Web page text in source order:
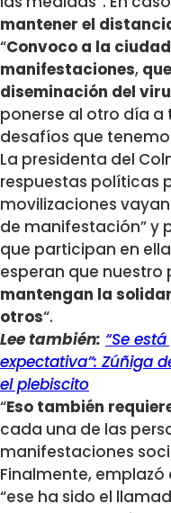
mantener el
“Convoco a la
manifestaciones,
diseminación del
ponerse al otro día
desafíos que
La presidenta del
respuestas políticas
movilizaciones
de manifestación” y
que participan en
esperan que
mantengan la
otros“.
Lee también: “Se
expectativa”: Zúñiga
el plebiscito
“Eso también
cada una de las
manifestaciones
Finalmente,
“ese ha sido el